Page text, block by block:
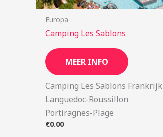
Europa
Camping Les Sablons
MEER INFO
Camping Les Sablons Frankrijk
Languedoc-Roussillon
Portiragnes-Plage
€0.00